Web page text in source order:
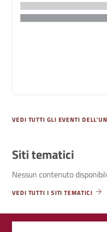
VEDI TUTTI GLI EVENTI
Siti tematici
Nessun contenuto
VEDI TUTTI I SITI TEMATICI